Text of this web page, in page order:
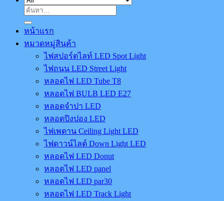
ค้นหา:
หน้าแรก
หมวดหมู่สินค้า
ไฟสปอร์ตไลท์ LED Spot Light
ไฟถนน LED Street Light
หลอดไฟ LED Tube T8
หลอดไฟ BULB LED E27
หลอดจำปา LED
หลอดปิงปอง LED
ไฟเพดาน Ceiling Light LED
ไฟดาวน์ไลต์ Down Light LED
หลอดไฟ LED Donut
หลอดไฟ LED panel
หลอดไฟ LED par30
หลอดไฟ LED Track Light